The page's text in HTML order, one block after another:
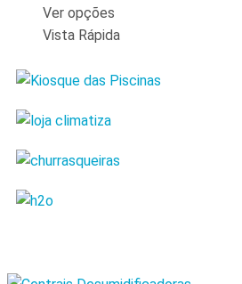
Ver opções
Vista Rápida